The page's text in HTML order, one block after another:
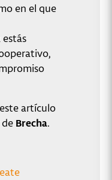
en el que
artículo
Brecha.